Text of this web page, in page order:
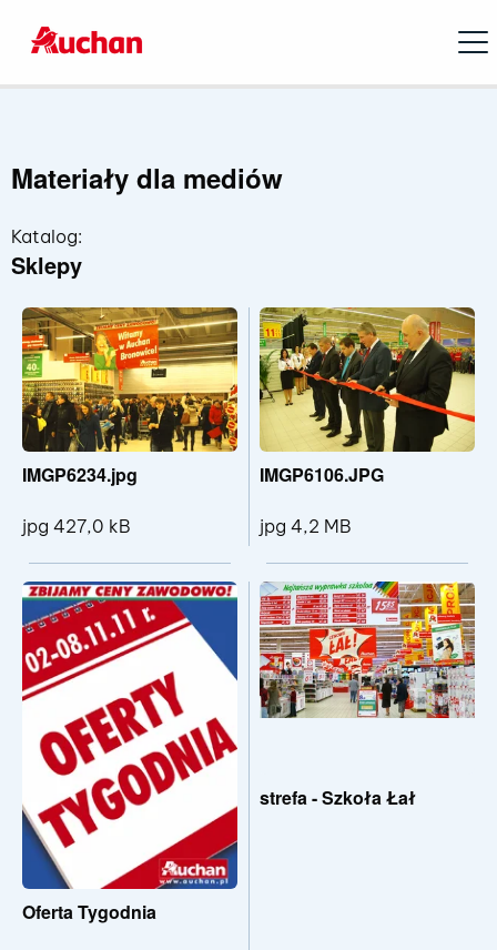
Materiały dla mediów
Katalog:
Sklepy
IMGP6234.jpg
jpg 427,0 kB
Pokaż szczegóły pliku IMGP6234.jpg
IMGP6106.JPG
jpg 4,2 MB
Oferta Tygodnia
strefa - Szkoła Łał